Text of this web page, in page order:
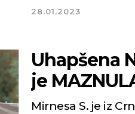
28.01.2023
Uhapšena
je
Mirnesa S. je iz